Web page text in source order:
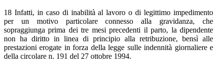
18 Infatti, in caso di inabilità al lavoro o di legittimo impedimento
per un motivo particolare connesso alla gravidanza, che
sopraggiunga prima dei tre mesi precedenti il parto, la dipendente
non ha diritto in linea di principio alla retribuzione, bensì alle
prestazioni erogate in forza della legge sulle indennità giornaliere e
della circolare n. 191 del 27 ottobre 1994.